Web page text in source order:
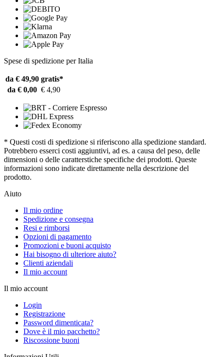
Spese di spedizione per Italia
da € 49,90 gratis*
da € 0,00 € 4,90
* Questi costi di spedizione si riferiscono alla spedizione standard.
Potrebbero esserci costi aggiuntivi, ad es. a causa del peso, delle
dimensioni o delle caratterstiche specifiche dei prodotti. Queste
informazioni sono indicate direttamente nella descrizione del
prodotto.
Aiuto
Il mio ordine
Spedizione e consegna
Resi e rimborsi
Opzioni di pagamento
Promozioni e buoni acquisto
Hai bisogno di ulteriore aiuto?
Clienti aziendali
Il mio account
Il mio account
Login
Registrazione
Password dimenticata?
Dove è il mio pacchetto?
Riscossione buoni